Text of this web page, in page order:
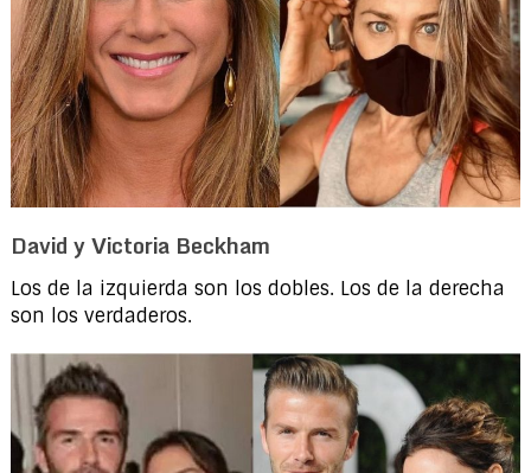
David y Victoria Beckham
Los de la izquierda son los dobles. Los de la derecha
son los verdaderos.